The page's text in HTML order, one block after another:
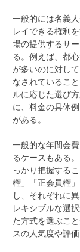
一般的には名義
レイできる権利
場の提供するサ
る。例えば、都
が多いのに対し
なされているこ
ルに応じた選び
に、料金の具体
がある。
一般的な年間会
るケースもある
っかり把握する
権」「正会員権
し、それぞれに
レキシブルな選
た方式を選ぶこ
スの人気度や評